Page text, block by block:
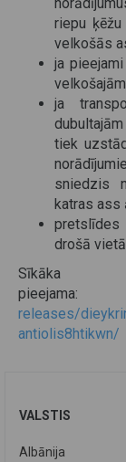
riepu
velkošās
ja
ja
tiek
sniedzis
katras ass
drošā
pieejama:
releases/
antiolis8htikwn/
VALSTIS
Albānija